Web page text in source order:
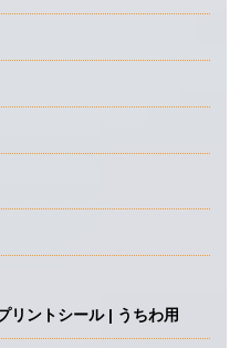
リントシール | うちわ用